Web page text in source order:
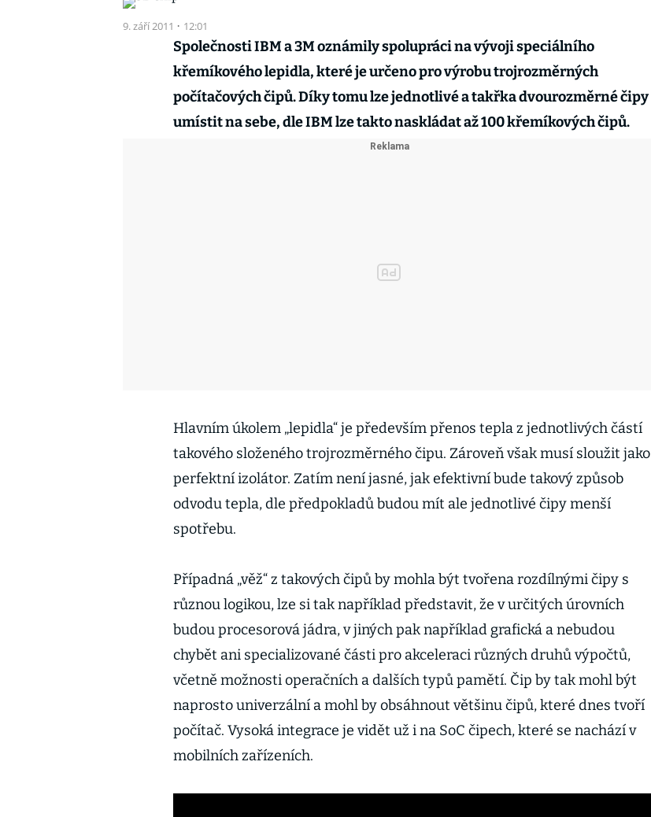
9. září 2011 · 12:01
Společnosti IBM a 3M oznámily spolupráci na vývoji speciálního
křemíkového lepidla, které je určeno pro výrobu trojrozměrných
počítačových čipů. Díky tomu lze jednotlivé a takřka dvourozměrné čipy
umístit na sebe, dle IBM lze takto naskládat až 100 křemíkových čipů.
Hlavním úkolem „lepidla“ je především přenos tepla z jednotlivých částí
takového složeného trojrozměrného čipu. Zároveň však musí sloužit jako
perfektní izolátor. Zatím není jasné, jak efektivní bude takový způsob
odvodu tepla, dle předpokladů budou mít ale jednotlivé čipy menší
spotřebu.
Případná „věž“ z takových čipů by mohla být tvořena rozdílnými čipy s
různou logikou, lze si tak například představit, že v určitých úrovních
budou procesorová jádra, v jiných pak například grafická a nebudou
chybět ani specializované části pro akceleraci různých druhů výpočtů,
včetně možnosti operačních a dalších typů pamětí. Čip by tak mohl být
naprosto univerzální a mohl by obsáhnout většinu čipů, které dnes tvoří
počítač. Vysoká integrace je vidět už i na SoC čipech, které se nachází v
mobilních zařízeních.